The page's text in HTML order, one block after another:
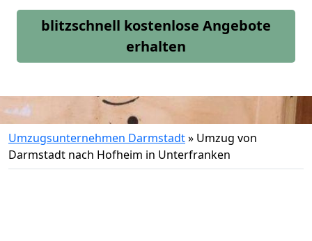
blitzschnell kostenlose Angebote
erhalten
Umzugsunternehmen Darmstadt» Umzug von
Darmstadt nach Hofheim in Unterfranken